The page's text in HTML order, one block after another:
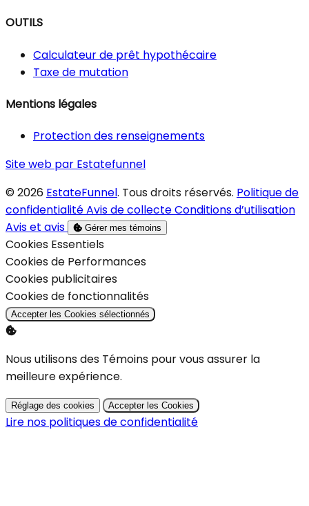
OUTILS
Calculateur de prêt hypothécaire
Taxe de mutation
Mentions légales
Protection des renseignements
Site web par Estatefunnel
© 2026 EstateFunnel. Tous droits réservés. Politique de
confidentialitéAvis de collecteConditions d’utilisation
Avis et avis
Gérer mes témoins
Activer
Cookies Essentiels
Activer
Cookies de Performances
Activer
Cookies publicitaires
Activer
Cookies de fonctionnalités
Accepter les Cookies sélectionnés
Nous utilisons des Témoins pour vous assurer la
meilleure expérience.
Réglage des cookies Accepter les Cookies
Lire nos politiques de confidentialité